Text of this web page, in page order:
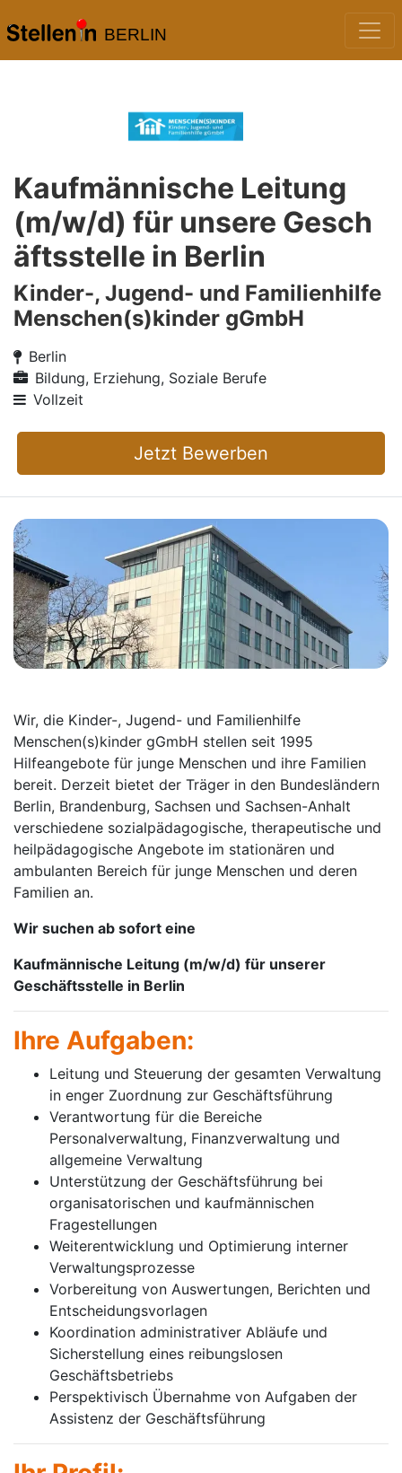
BERLIN
Kaufmännische Leitung
(m/w/d) für unsere Gesch
äftsstelle in Berlin
Kinder-, Jugend- und Familienhilfe
Menschen(s)kinder gGmbH
Berlin
Bildung, Erziehung, Soziale Berufe
Vollzeit
Jetzt Bewerben
Wir, die Kinder-, Jugend- und Familienhilfe
Menschen(s)kinder gGmbH stellen seit 1995
Hilfeangebote für junge Menschen und ihre Familien
bereit. Derzeit bietet der Träger in den Bundesländern
Berlin, Brandenburg, Sachsen und Sachsen-Anhalt
verschiedene sozialpädagogische, therapeutische und
heilpädagogische Angebote im stationären und
ambulanten Bereich für junge Menschen und deren
Familien an.
Wir suchen ab sofort eine
Kaufmännische Leitung (m/w/d) für unserer
Geschäftsstelle in Berlin
Ihre Aufgaben:
Leitung und Steuerung der gesamten Verwaltung
in enger Zuordnung zur Geschäftsführung
Verantwortung für die Bereiche
Personalverwaltung, Finanzverwaltung und
allgemeine Verwaltung
Unterstützung der Geschäftsführung bei
organisatorischen und kaufmännischen
Fragestellungen
Weiterentwicklung und Optimierung interner
Verwaltungsprozesse
Vorbereitung von Auswertungen, Berichten und
Entscheidungsvorlagen
Koordination administrativer Abläufe und
Sicherstellung eines reibungslosen
Geschäftsbetriebs
Perspektivisch Übernahme von Aufgaben der
Assistenz der Geschäftsführung